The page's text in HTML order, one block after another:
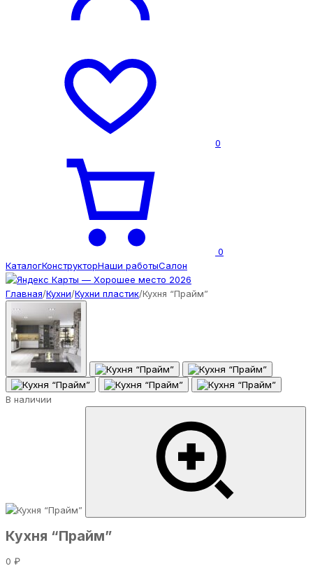
0
0
КаталогКонструкторНаши работыСалон
Главная/Кухни/Кухни пластик/Кухня “Прайм”
В наличии
Кухня “Прайм”
0 ₽